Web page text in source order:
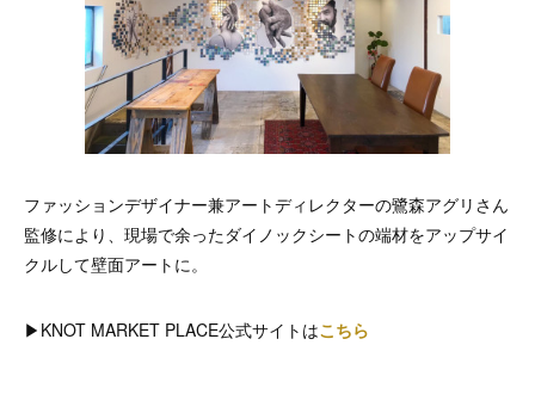
ファッションデザイナー兼アートディレクターの鷺森アグリさん
監修により、現場で余ったダイノックシートの端材をアップサイ
クルして壁面アートに。
▶︎KNOT MARKET PLACE公式サイトはこちら